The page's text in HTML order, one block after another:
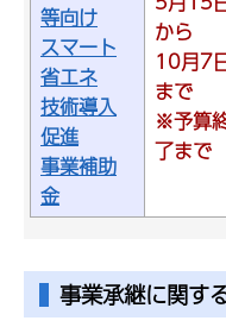
等向け
スマート
省エネ
技術導入
促進
事業補助
金
から
10月7
まで
※予算
了まで
事業承継に関す